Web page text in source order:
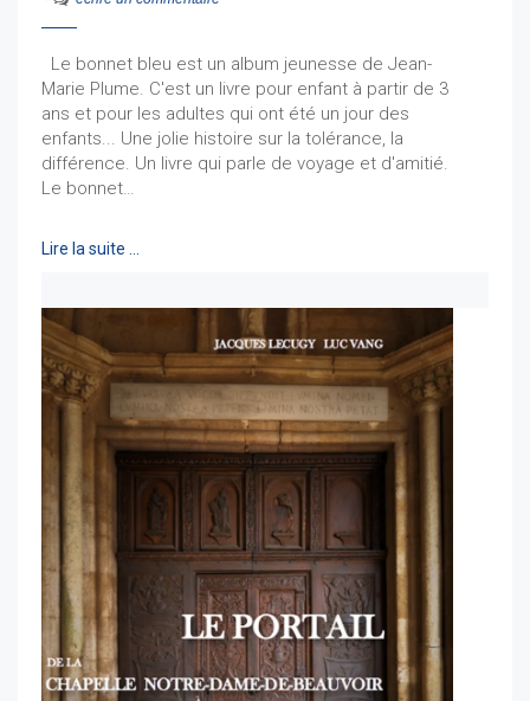
Le bonnet bleu est un album jeunesse de Jean-
Marie Plume. C'est un livre pour enfant à partir de 3
ans et pour les adultes qui ont été un jour des
enfants... Une jolie histoire sur la tolérance, la
différence. Un livre qui parle de voyage et d'amitié.
Le bonnet…
Lire la suite …